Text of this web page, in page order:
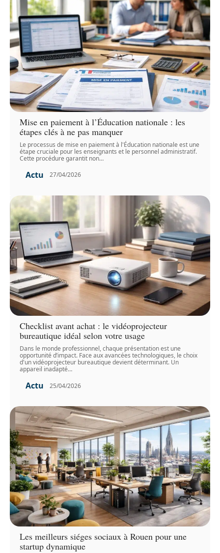
Mise en paiement à l’Éducation nationale : les
étapes clés à ne pas manquer
Le processus de mise en paiement à l'Éducation nationale est une
étape cruciale pour les enseignants et le personnel administratif.
Cette procédure garantit non…
Actu 27/04/2026
Checklist avant achat : le vidéoprojecteur
bureautique idéal selon votre usage
Dans le monde professionnel, chaque présentation est une
opportunité d’impact. Face aux avancées technologiques, le choix
d'un vidéoprojecteur bureautique devient déterminant. Un
appareil inadapté…
Actu 25/04/2026
Les meilleurs siéges sociaux à Rouen pour une
startup dynamique